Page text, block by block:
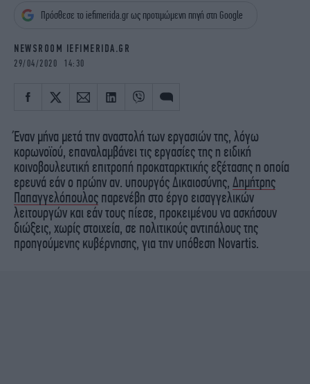
iBOOKS
MEDIA
Πρόσθεσε το iefimerida.gr ως προτιμώμενη πηγή στη Google
NEWSROOM IEFIMERIDA.GR
29/04/2020 14:30
Έναν μήνα μετά την αναστολή των εργασιών της, λόγω
κορωνοϊού, επαναλαμβάνει τις εργασίες της η ειδική
κοινοβουλευτική επιτροπή προκαταρκτικής εξέτασης η οποία
ερευνά εάν ο πρώην αν. υπουργός Δικαιοσύνης, Δημήτρης
Παπαγγελόπουλος παρενέβη στο έργο εισαγγελικών
λειτουργών και εάν τους πίεσε, προκειμένου να ασκήσουν
διώξεις, χωρίς στοιχεία, σε πολιτικούς αντιπάλους της
προηγούμενης κυβέρνησης, για την υπόθεση Novartis.